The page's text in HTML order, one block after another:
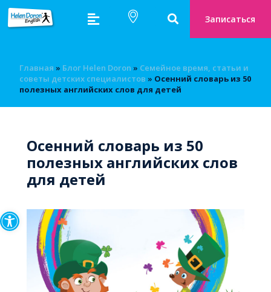
Открыть панель
Записаться
Главная » Блог Helen Doron » Семейное время, статьи и
советы детских специалистов » Осенний словарь из 50
полезных английских слов для детей
Осенний словарь из 50
полезных английских слов
для детей